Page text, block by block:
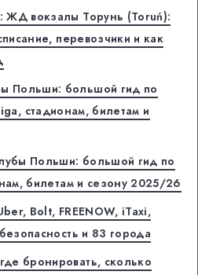
ЖД вокзалы Торунь (Toruń):
перевозчики и как
Польши: большой гид по
стадионам, билетам и
Польши: большой гид по
билетам и сезону 2025/26
Bolt, FREENOW, iTaxi,
и 83 города
бронировать, сколько